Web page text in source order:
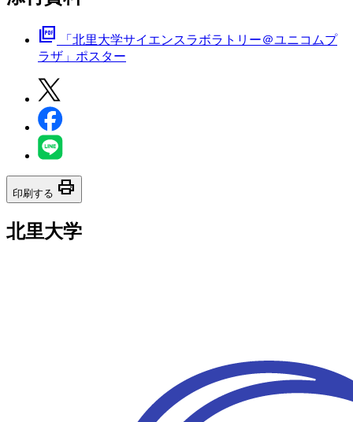
picture_as_pdf
「北里大学サイエンスラボラトリー＠ユニコムプ
ラザ」ポスター
印刷する print
北里大学